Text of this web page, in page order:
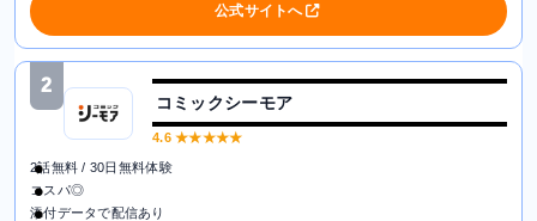
公式サイトへ
2
コミックシーモア
4.6★★★★★
2話無料 / 30日無料体験
コスパ◎
添付データで配信あり